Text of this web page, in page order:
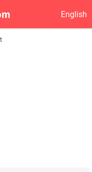
English